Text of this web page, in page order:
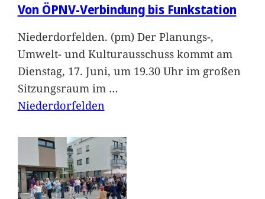
Von ÖPNV-Verbindung bis Funkstation
Niederdorfelden. (pm) Der Planungs-,
Umwelt- und Kulturausschuss kommt am
Dienstag, 17. Juni, um 19.30 Uhr im großen
Sitzungsraum im …
Niederdorfelden